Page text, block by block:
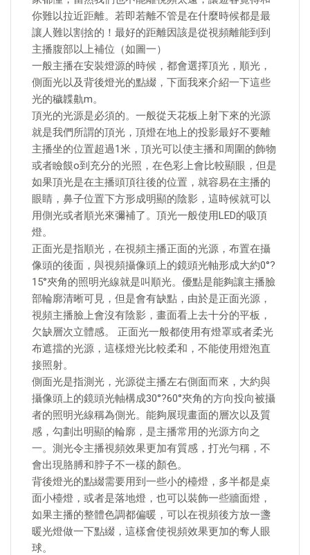
你難以拉近距離。若即若離不管是在什麼時候都是最
讓人難以割捨的！最好的距離因該是從視頻離能到到
主播腹部以上補位（如圖一）
一般主播在安裝燈源的時候，都會選擇頂光，順光，
側面光以及背後燈光的點綴，下面我來介紹一下這些
光的穢韘鼽m。
頂光的光源是必須的。一般從天花板上射下來的光源
就是我們所謂的頂光，頂燈在地上的投影最好不要離
主播坐的位置超過1米，頂光可以使主播和周圍的飾物
或者瞼饃o到充分的光照，在色彩上會比較顯眼，但是
如果頂光是在主播頭頂往後的位置，就容易在主播的
眼睛，鼻子位置下方形成明顯的陰影，這時候就可以
用側光或者順光來彌補了。頂光一般使用LED的吸頂
燈。
正面光是指順光，在視頻主播正面的光源，布置在攝
像頭的後面，與視頻攝像頭上的鏡頭光軸形成大約0°?
15°夾角的照明光線就是叫順光。優點是能夠讓主播臉
部輪廓清晰可見，但是會有缺點，由於是正面光源，
視頻主播臉上會沒有陰影，畫面看上去十分的平板，
欠缺層次立體感。 正面光一般都使用有燈罩或者柔光
布遮擋的光源，這樣燈光比較柔和，不能使用燈泡直
接照射。
側面光是指測光，光源從主播左右側面而來，大約與
攝像頭上的鏡頭光軸構成30°?60°夾角的方向投向被攝
者的照明光線稱為側光。能夠展現畫面的層次以及質
感，勾劃出明顯的輪廓，是主播常用的光源方向之
一。測光令主播視頻效果更加有質感，打光勻稱，不
會出現胳膊和脖子不一樣的顏色。
背後燈光的點綴需要用到一些小的檯燈，多半都是桌
面小檯燈，或者是落地燈，也可以裝飾一些牆面燈，
如果主播的整體色調都偏暖，可以在視頻後方放一盞
暖光燈做一下點綴，這樣會使視頻效果更加的奪人眼
球。